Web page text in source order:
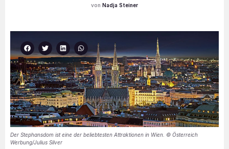
Nadja Steiner
Der Stephansdom ist eine der beliebtesten Attraktionen in Wien. © Österreich
Werbung/Julius Silver